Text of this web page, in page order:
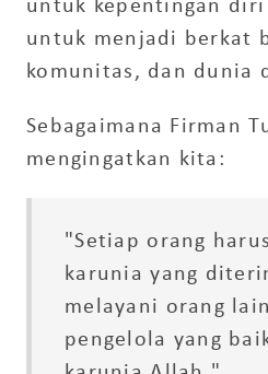
untuk kepentingan
untuk menjadi berkat
komunitas, dan dunia
Sebagaimana Firman
mengingatkan kita:
"Setiap orang
karunia yang
melayani orang
pengelola yang